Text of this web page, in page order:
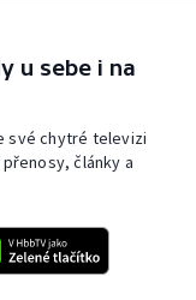
u sebe i na
své chytré televizi
články a